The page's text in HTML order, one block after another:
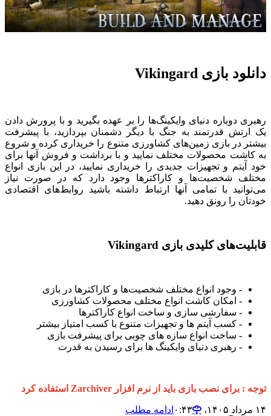
دانلود بازی Vikingard
رهبری دوباره دنیای وایکینگ‌ها را بر عهده بگیرید و با پرورش دادن
یک ارتش قدرتمند به جنگ با دیگر دشمنان بپردازید، با پیشرفت
بیشتر در بازی زمین‌های کشاورزی متنوع را خریداری کرده و شروع
به کاشت محصولات مختلف نمایید و با برداشت و فروش آنها برای
خود آیتم و تجهیزات جدیدی را خریداری نمایید، در این بازی انواع
مختلف شخصیت‌ها و کاراکترها وجود دارد که در صورت نیاز
می‌توانید با تمامی آنها ارتباط داشته باشید روابط‌های اقتصادی
خودتان را رونق دهید.
قابلیت‌های کلیدی بازی Vikingard
- وجود انواع مختلف شخصیت‌ها و کاراکترها در بازی
- امکان کاشت انواع مختلف محصولات کشاورزی
- سفارشی سازی و ساخت انواع کاراکترها
- کسب آیتم ها و تجهیزات متنوع با کسب امتیاز بیشتر
- ساخت انواع سازه های چوبی برای پیشرفت بازی
- رهبری دنیای وایکینگ ها برای رسیدن به قدرت
توجه : برای نصب بازی باید از نرم افزار Zarchiver استفاده کرد
۱۴ مرداد ۱۴۰۵،‏ ۰:۴۳
ادامه مطلب